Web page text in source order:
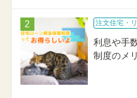
注文住宅・
利息や手
制度のメ